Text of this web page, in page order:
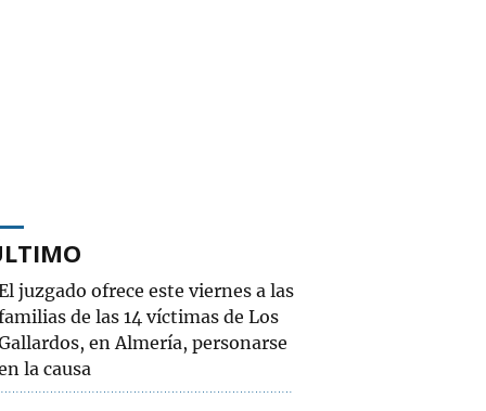
juzgado ofrece este viernes a las
de las 14 víctimas de Los
en Almería, personarse
la causa